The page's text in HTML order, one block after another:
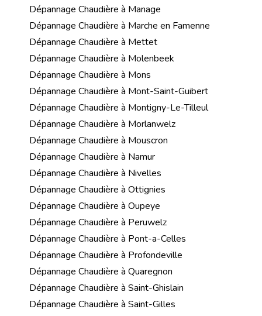
Dépannage Chaudière à Manage
Dépannage Chaudière à Marche en Famenne
Dépannage Chaudière à Mettet
Dépannage Chaudière à Molenbeek
Dépannage Chaudière à Mons
Dépannage Chaudière à Mont-Saint-Guibert
Dépannage Chaudière à Montigny-Le-Tilleul
Dépannage Chaudière à Morlanwelz
Dépannage Chaudière à Mouscron
Dépannage Chaudière à Namur
Dépannage Chaudière à Nivelles
Dépannage Chaudière à Ottignies
Dépannage Chaudière à Oupeye
Dépannage Chaudière à Peruwelz
Dépannage Chaudière à Pont-a-Celles
Dépannage Chaudière à Profondeville
Dépannage Chaudière à Quaregnon
Dépannage Chaudière à Saint-Ghislain
Dépannage Chaudière à Saint-Gilles